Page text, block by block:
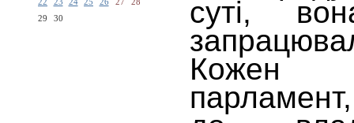
29
30
суті,
Кожен